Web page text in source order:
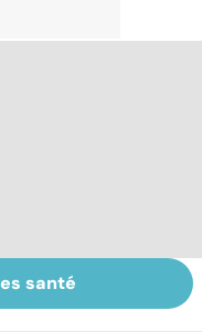
: une
santé